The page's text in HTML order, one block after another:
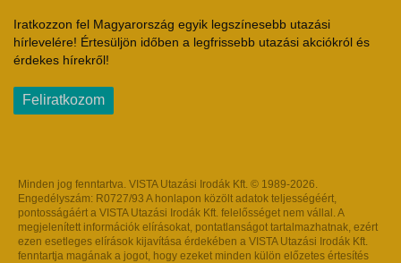
Iratkozzon fel Magyarország egyik legszínesebb utazási
hírlevelére! Értesüljön időben a legfrissebb utazási akciókról és
érdekes hírekről!
Feliratkozom
Minden jog fenntartva. VISTA Utazási Irodák Kft. © 1989-2026.
Engedélyszám: R0727/93 A honlapon közölt adatok teljességéért,
pontosságáért a VISTA Utazási Irodák Kft. felelősséget nem vállal. A
megjelenített információk elírásokat, pontatlanságot tartalmazhatnak, ezért
ezen esetleges elírások kijavítása érdekében a VISTA Utazási Irodák Kft.
fenntartja magának a jogot, hogy ezeket minden külön előzetes értesítés